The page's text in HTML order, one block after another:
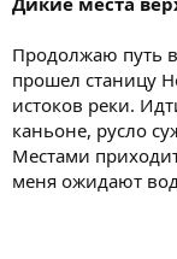
Продолжаю путь
прошел станицу
истоков реки.
каньоне, русло
Местами
меня ожидают